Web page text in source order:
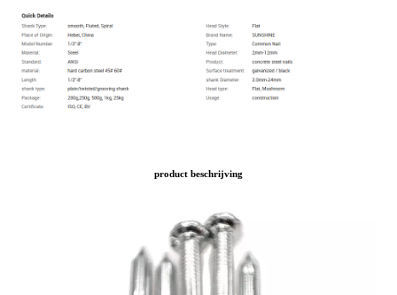
product beschrijving